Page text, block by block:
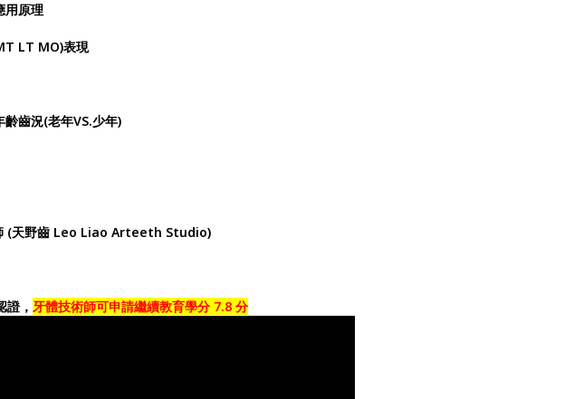
用原理
LT MO)表現
齒況(老年VS.少年)
(天野齒 Leo Liao Arteeth Studio)
證， 牙體技術師可申請繼續教育學分 7.8 分